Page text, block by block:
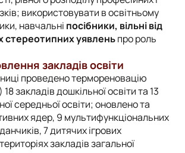
використовувати в освітньому
навчальні посібники, вільні від
стереотипних уявленьпро роль
закладів освіти
проведено термореновацію
закладів дошкільної освіти та 13
середньої освіти; оновлено та
ядер, 9 мультифункціональних
7 дитячих ігрових
закладів загальної